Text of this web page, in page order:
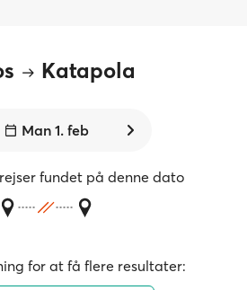
Katapola
Man 1. feb
fundet på denne dato
for at få flere resultater: